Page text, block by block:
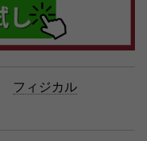
フィジカル